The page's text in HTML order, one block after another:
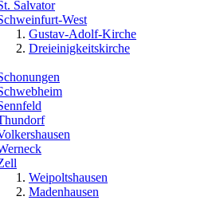
Salvator
West
Gustav-Adolf-Kirche
Dreieinigkeitskirche
Weipoltshausen
Madenhausen